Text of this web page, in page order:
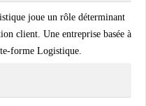
joue un rôle déterminant
client. Une entreprise basée à
forme Logistique.